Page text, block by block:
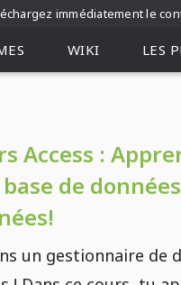
immédiatement le
WIKI LES
Access :
de
un gestionnaire de